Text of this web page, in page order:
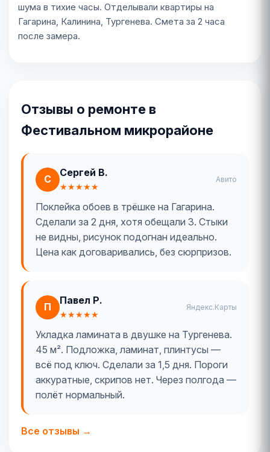
шума в тихие часы. Отделывали квартиры на
Гагарина, Калинина, Тургенева. Смета за 2 часа
после замера.
Отзывы о ремонте в
Фестивальном микрорайоне
С
Сергей В.
★★★★★
Авито
Поклейка обоев в трёшке на Гагарина.
Сделали за 2 дня, хотя обещали 3. Стыки
не видны, рисунок подогнан идеально.
Цена как договаривались, без сюрпризов.
П
Павел Р.
★★★★★
Яндекс.Карты
Укладка ламината в двушке на Тургенева.
45 м². Подложка, ламинат, плинтусы —
всё под ключ. Сделали за 1,5 дня. Пороги
аккуратные, скрипов нет. Через полгода —
полёт нормальный.
Все отзывы →